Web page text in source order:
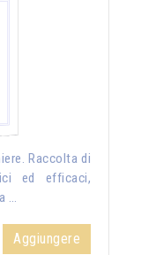
Raccolta di
ed efficaci,
…
Aggiungere